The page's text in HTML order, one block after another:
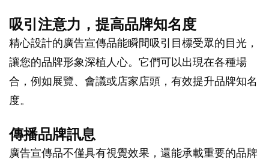
吸引注意力，提高品牌知名度
精心設計的廣告宣傳品能瞬間吸引目標受眾的目光，
讓您的品牌形象深植人心。它們可以出現在各種場
合，例如展覽、會議或店家店頭，有效提升品牌知名
度。
傳播品牌訊息
廣告宣傳品不僅具有視覺效果，還能承載重要的品牌